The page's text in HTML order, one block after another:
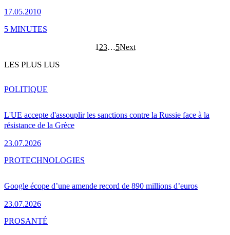
17.05.2010
5 MINUTES
1 23…5Next
LES PLUS LUS
L'UE accepte d'assouplir les sanctions contre la Russie face à la
résistance de la Grèce
23.07.2026
POLITIQUE
Google écope d’une amende record de 890 millions d’euros
23.07.2026
PROTECHNOLOGIES
PROSANTÉ